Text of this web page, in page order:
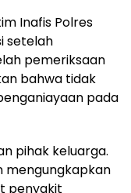
Inafis Polres
setelah
pemeriksaan
bahwa tidak
pada
pihak keluarga.
mengungkapkan
penyakit